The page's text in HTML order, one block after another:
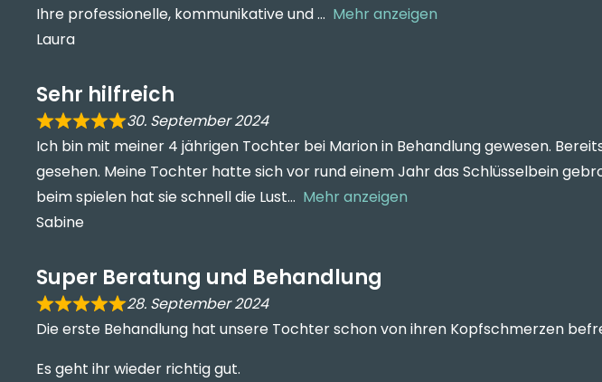
Ihre professionelle, kommunikative und
Mehr anzeigen
Laura
Sehr hilfreich
30. September 2024
Ich bin mit meiner 4 jährigen Tochter bei Marion in Behandlung gewesen.
gesehen. Meine Tochter hatte sich vor rund einem Jahr das Schlüsselbein
beim spielen hat sie schnell die Lust
Mehr anzeigen
Sabine
Super Beratung und Behandlung
28. September 2024
Die erste Behandlung hat unsere Tochter schon von ihren Kopfschmerzen
Es geht ihr wieder richtig gut.